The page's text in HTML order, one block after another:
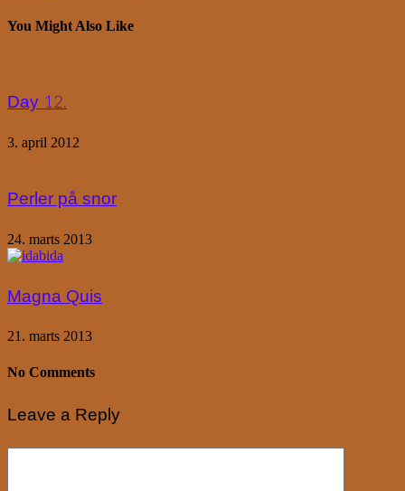
You Might Also Like
Day 12.
3. april 2012
Perler på snor
24. marts 2013
Magna Quis
21. marts 2013
No Comments
Leave a Reply